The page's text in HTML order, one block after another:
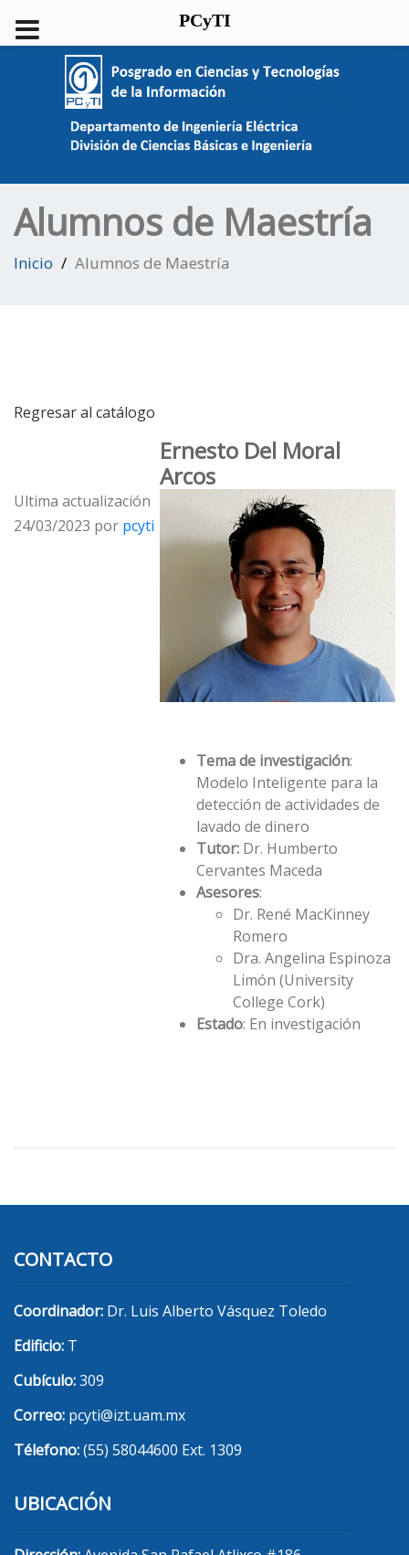
Alumnos de Maestría
Inicio Alumnos de Maestría
Regresar al catálogo
Ernesto Del Moral
Arcos
Tema de investigación:
Modelo Inteligente para la
detección de actividades de
lavado de dinero
Tutor: Dr. Humberto
Cervantes Maceda
Asesores:
Dr. René MacKinney
Romero
Dra. Angelina Espinoza
Limón (University
College Cork)
Estado: En investigación
Ultima actualización
24/03/2023 por pcyti
CONTACTO
Coordinador: Dr. Luis Alberto Vásquez Toledo
Edificio: T
Cubículo:309
Correo: pcyti@izt.uam.mx
Télefono:(55) 58044600 Ext. 1309
UBICACIÓN
PCyTI